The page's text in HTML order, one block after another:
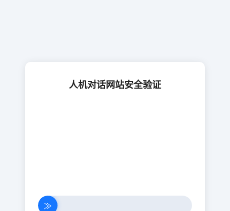
人机对话网站安全验证
≫